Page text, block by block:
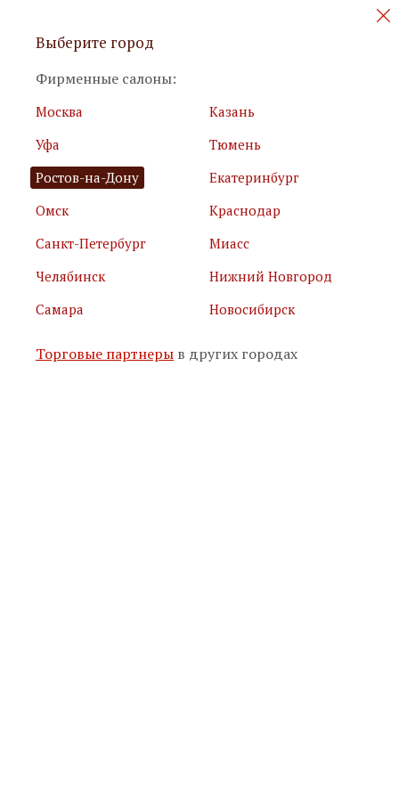
Персональные акции и новинки
Я принимаю
условия использования сайта
Я соглашаюсь сполитикой обработки персональных
Подписаться
Выберите город
Фирменные салоны:
Москва
Казань
Уфа
Тюмень
Ростов-на-Дону
Екатеринбург
Омск
Краснодар
Санкт-Петербург
Миасс
Челябинск
Нижний Новгород
Самара
Новосибирск
Торговые партнеры в других городах